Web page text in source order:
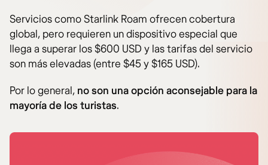
Servicios como Starlink Roam ofrecen cobertura
global, pero requieren un dispositivo especial que
llega a superar los $600 USD y las tarifas del servicio
son más elevadas (entre $45 y $165 USD).
Por lo general, no son una opción aconsejable para la
mayoría de los turistas.